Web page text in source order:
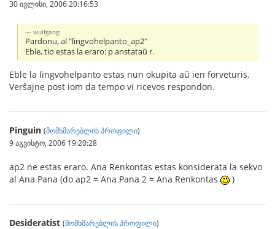
30 ივლისი, 2006 20:16:53
wulfgang:
Pardonu, al "lingvohelpanto_ap2"
Eble, tio estas la eraro: p anstataŭ r.
Eble la lingvohelpanto estas nun okupita aŭ ien forveturis.
Verŝajne post iom da tempo vi ricevos respondon.
Pinguin (მომხმარებლის პროფილი)
9 აგვისტო, 2006 19:20:28
ap2 ne estas eraro. Ana Renkontas estas konsiderata la sekvo
al Ana Pana (do ap2 = Ana Pana 2 = Ana Renkontas
)
Desideratist (მომხმარებლის პროფილი)